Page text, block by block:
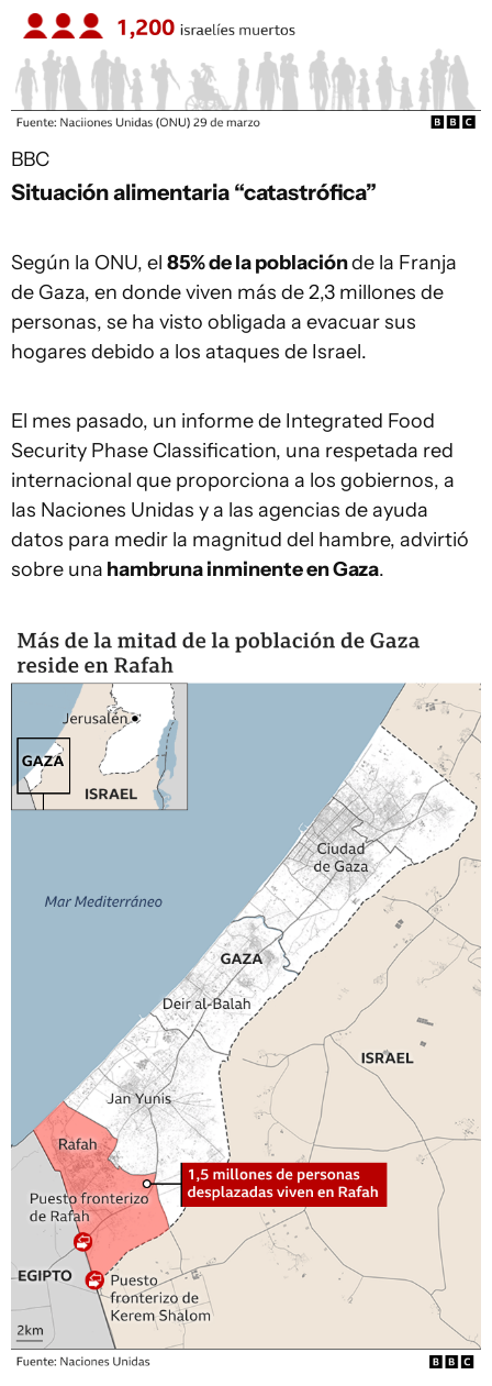
BBC
Situación alimentaria “catastrófica”
Según la ONU, el 85% de la poblaciónde la Franja
de Gaza, en donde viven más de 2,3 millones de
personas, se ha visto obligada a evacuar sus
hogares debido a los ataques de Israel.
El mes pasado, un informe de Integrated Food
Security Phase Classification, una respetada red
internacional que proporciona a los gobiernos, a
las Naciones Unidas y a las agencias de ayuda
datos para medir la magnitud del hambre, advirtió
sobre una hambruna inminente en Gaza.